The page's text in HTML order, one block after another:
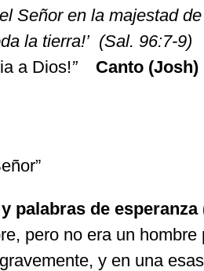
Señoren la majestadde
la tierra!’ (Sal. 96:7-9)
a Dios!” Canto (Josh)
”
y palabras de esperanza
pero no era un hombre
gravemente, y en una esas